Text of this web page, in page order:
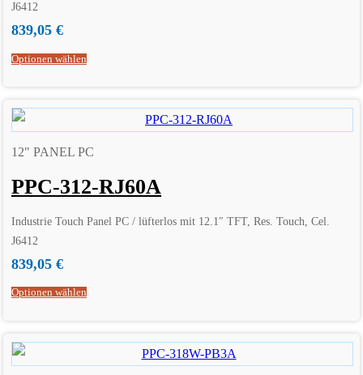
J6412
839,05 €
Optionen wählen
12" PANEL PC
PPC-312-RJ60A
Industrie Touch Panel PC / lüfterlos mit 12.1″ TFT, Res. Touch, Cel.
J6412
839,05 €
Optionen wählen